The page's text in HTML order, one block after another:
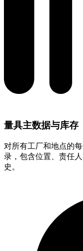
量具主数据与库存
对所有工厂和地点的
录，包含位置、责任
史。